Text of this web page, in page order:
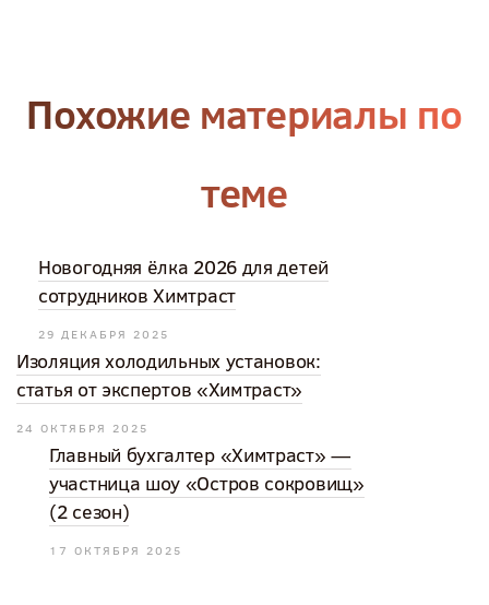
Похожие материалы по
теме
Новогодняя ёлка 2026 для детей
сотрудников Химтраст
29 ДЕКАБРЯ 2025
Изоляция холодильных установок:
статья от экспертов «Химтраст»
24 ОКТЯБРЯ 2025
Главный бухгалтер «Химтраст» —
участница шоу «Остров сокровищ»
(2 сезон)
17 ОКТЯБРЯ 2025